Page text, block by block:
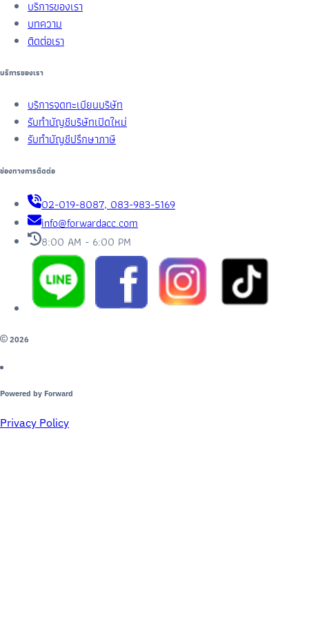
บริการของเรา
บทความ
ติดต่อเรา
บริการของเรา
บริการจดทะเบียนบริษัท
รับทำบัญชีบริษัทเปิดใหม่
รับทำบัญชีปรึกษาภาษี
ช่องทางการติดต่อ
02-019-8087, 083-983-5169
info@forwardacc.com
8:00 AM - 6:00 PM
2026
Powered by Forward
Privacy Policy